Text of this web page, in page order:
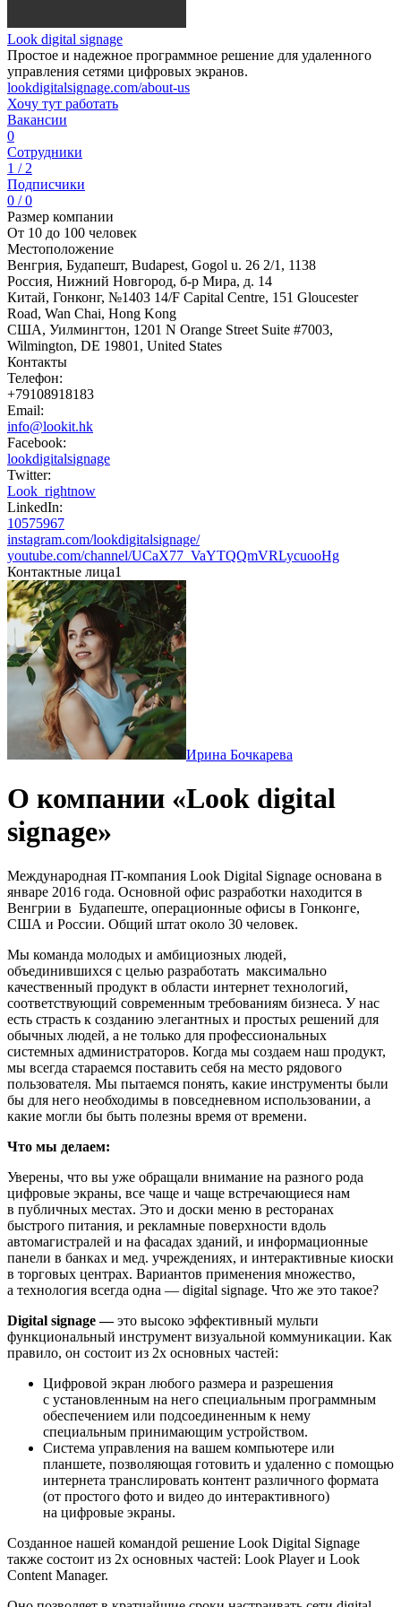
Look digital signage
Простое и надежное программное решение для удаленного
управления сетями цифровых экранов.
lookdigitalsignage.com/about-us
Хочу тут работать
Вакансии
0
Сотрудники
1 / 2
Подписчики
0 / 0
Размер компании
От 10 до 100 человек
Местоположение
Венгрия, Будапешт, Budapest, Gogol u. 26 2/1, 1138
Россия, Нижний Новгород, б-р Мира, д. 14
Китай, Гонконг, №1403 14/F Capital Centre, 151 Gloucester
Road, Wan Chai, Hong Kong
США, Уилмингтон, 1201 N Orange Street Suite #7003,
Wilmington, DE 19801, United States
Контакты
Телефон:
+79108918183
Email:
info@lookit.hk
Facebook:
lookdigitalsignage
Twitter:
Look_rightnow
LinkedIn:
10575967
instagram.com/lookdigitalsignage/
youtube.com/channel/UCaX77_VaYTQQmVRLycuooHg
Контактные лица1
Ирина Бочкарева
О компании «Look digital
signage»
Международная IT-компания Look Digital Signage основана в
январе 2016 года. Основной офис разработки находится в
Венгрии в Будапеште, операционные офисы в Гонконге,
США и России. Общий штат около 30 человек.
Мы команда молодых и амбициозных людей,
объединившихся с целью разработать максимально
качественный продукт в области интернет технологий,
соответствующий современным требованиям бизнеса. У нас
есть страсть к созданию элегантных и простых решений для
обычных людей, а не только для профессиональных
системных администраторов. Когда мы создаем наш продукт,
мы всегда стараемся поставить себя на место рядового
пользователя. Мы пытаемся понять, какие инструменты были
бы для него необходимы в повседневном использовании, а
какие могли бы быть полезны время от времени.
Что мы делаем:
Уверены, что вы уже обращали внимание на разного рода
цифровые экраны, все чаще и чаще встречающиеся нам
в публичных местах. Это и доски меню в ресторанах
быстрого питания, и рекламные поверхности вдоль
автомагистралей и на фасадах зданий, и информационные
панели в банках и мед. учреждениях, и интерактивные киоски
в торговых центрах. Вариантов применения множество,
а технология всегда одна — digital signage. Что же это такое?
Digital signage —это высоко эффективный мульти
функциональный инструмент визуальной коммуникации. Как
правило, он состоит из 2х основных частей:
Цифровой экран любого размера и разрешения
с установленным на него специальным программным
обеспечением или подсоединенным к нему
специальным принимающим устройством.
Система управления на вашем компьютере или
планшете, позволяющая готовить и удаленно с помощью
интернета транслировать контент различного формата
(от простого фото и видео до интерактивного)
на цифровые экраны.
Созданное нашей командой решение Look Digital Signage
также состоит из 2х основных частей: Look Player и Look
Content Manager.